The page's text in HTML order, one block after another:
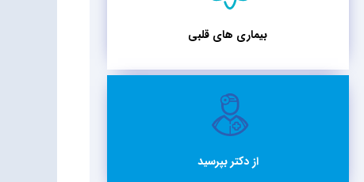
بیماری های قلبی
از دکتر بپرسید